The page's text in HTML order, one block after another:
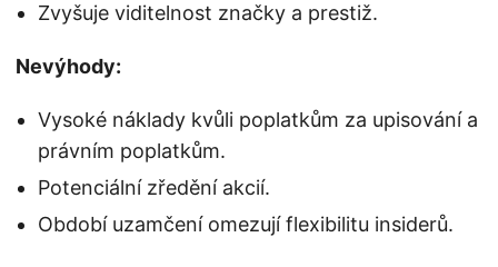
Zvyšuje viditelnost značky a prestiž.
Nevýhody:
Vysoké náklady kvůli poplatkům za upisování a
právním poplatkům.
Potenciální zředění akcií.
Období uzamčení omezují flexibilitu insiderů.